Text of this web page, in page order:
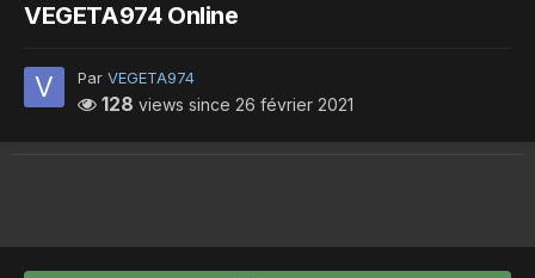
VEGETA974 Online
Par VEGETA974
128 views since 26 février 2021